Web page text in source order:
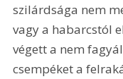
szilárdsága nem
vagy a habarcstól
végett a nem
csempéket a